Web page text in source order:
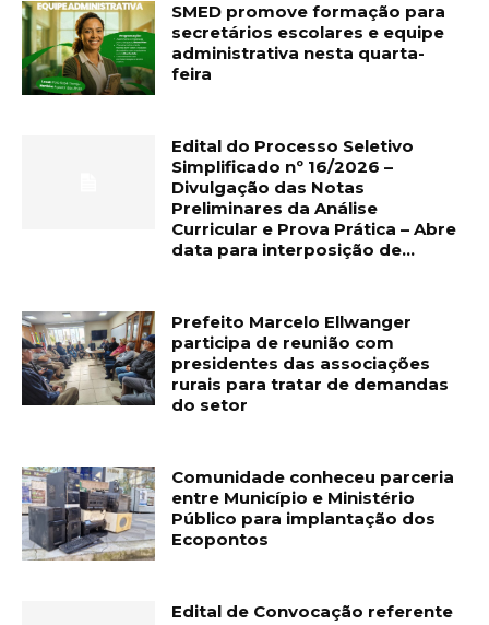
SMED promove formação para
secretários escolares e equipe
administrativa nesta quarta-
feira
Edital do Processo Seletivo
Simplificado nº 16/2026 –
Divulgação das Notas
Preliminares da Análise
Curricular e Prova Prática – Abre
data para interposição de...
Prefeito Marcelo Ellwanger
participa de reunião com
presidentes das associações
rurais para tratar de demandas
do setor
Comunidade conheceu parceria
entre Município e Ministério
Público para implantação dos
Ecopontos
Edital de Convocação referente